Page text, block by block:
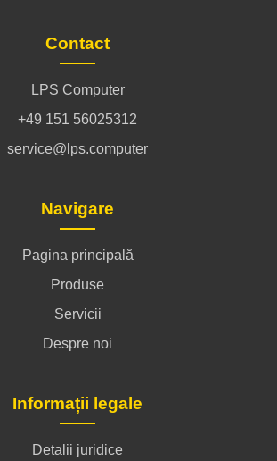
Contact
LPS Computer
+49 151 56025312
service@lps.computer
Navigare
Pagina principală
Produse
Servicii
Despre noi
Informații legale
Detalii juridice